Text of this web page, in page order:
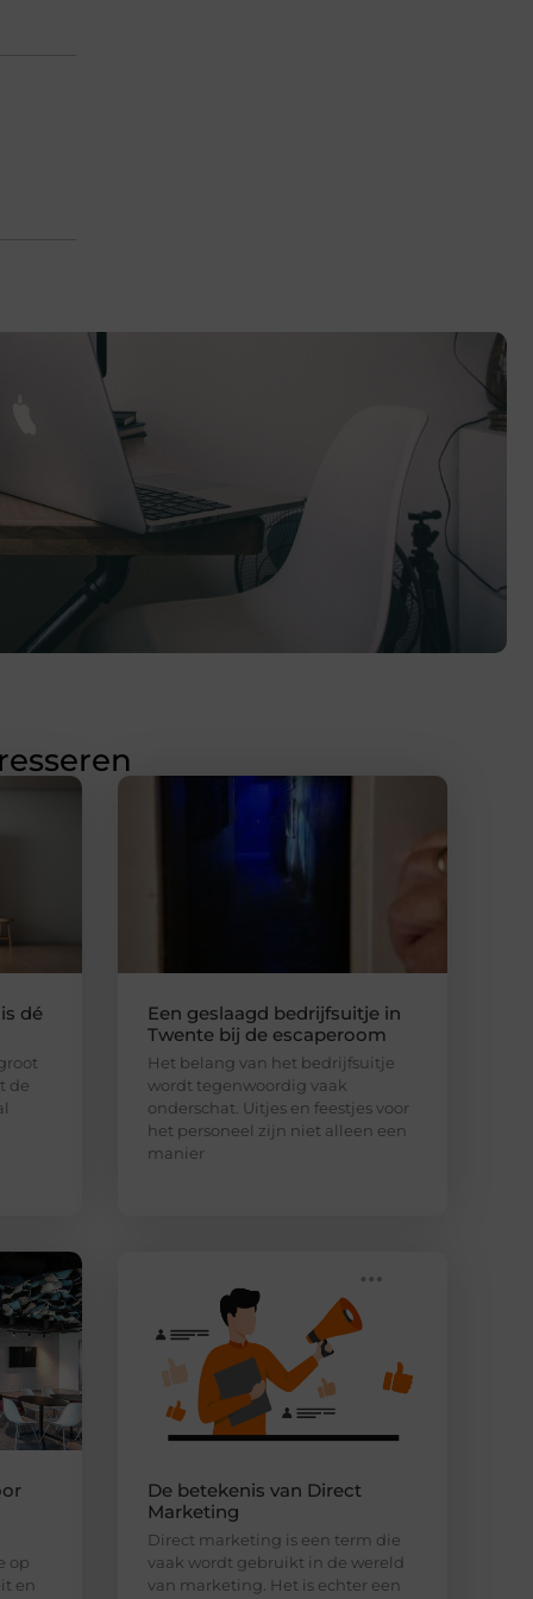
dé
de
Een geslaagd bedrijfsuitje in
Twente bij de escaperoom
Het belang van het bedrijfsuitje
wordt tegenwoordig vaak
onderschat. Uitjes en feestjes voor
het personeel zijn niet alleen een
manier
op
en
De betekenis van Direct
Marketing
Direct marketing is een term die
vaak wordt gebruikt in de wereld
van marketing. Het is echter een